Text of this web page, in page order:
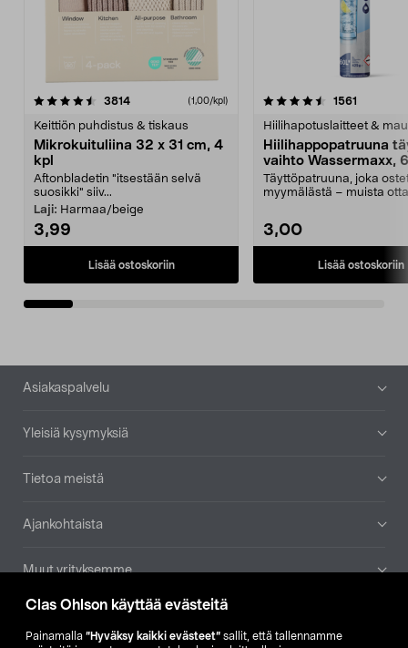
Clas Ohlson käyttää evästeitä
Painamalla ”Hyväksy kaikki evästeet” sallit, että tallennamme
3814arvostelut (1,00/kpl)
Keittiön puhdistus & tiskaus
Mikrokuituliina 32 x 31 cm, 4
kpl
Aftonbladetin "itsestään selvä
suosikki" siiv...
Laji: Harmaa/beige
3,99
Lisää ostoskoriin
4.5viidestä
1561
Hiilihapotuslaitteet &
Hiilihappopatruuna
vaihto Wassermaxx,
Täyttöpatruuna, joka
myymälästä – muista
3,00
Lisää ostoskoriin
4.5viidestä
Alatunniste
Asiakaspalvelu
Yleisiä kysymyksiä
Tietoa meistä
Ajankohtaista
Muut yrityksemme
Etsi myymälä